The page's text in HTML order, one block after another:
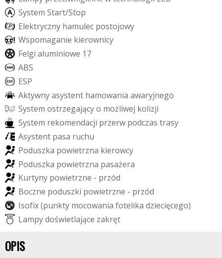
System Start/Stop
Elektryczny hamulec postojowy
Wspomaganie kierownicy
Felgi aluminiowe 17
ABS
ESP
Aktywnyasystent hamowania awaryjnego
System ostrzegającyo możliwej kolizji
System rekomendacji przerw podczas trasy
Asystent pasa ruchu
Poduszka powietrzna kierowcy
Poduszka powietrzna pasażera
Kurtyny powietrzne - przód
Boczne poduszki powietrzne - przód
Isofix(punkty mocowania fotelika dziecięcego)
Lampydoświetlające zakręt
OPIS